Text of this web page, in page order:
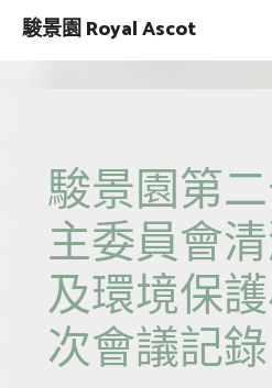
駿景園 Royal Ascot
駿景園第
主委員會
及環境保
次會議記錄